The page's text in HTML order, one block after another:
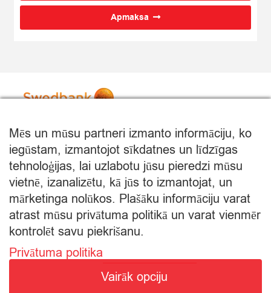
Apmaksa
Mēs un mūsu partneri izmanto informāciju, ko
iegūstam, izmantojot sīkdatnes un līdzīgas
tehnoloģijas, lai uzlabotu jūsu pieredzi mūsu
vietnē, izanalizētu, kā jūs to izmantojat, un
mārketinga nolūkos. Plašāku informāciju varat
atrast mūsu privātuma politikā un varat vienmēr
kontrolēt savu piekrišanu.
Privātuma politika
Vairāk opciju